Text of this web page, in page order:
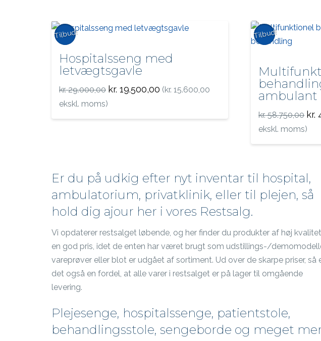
Tilbud!
Hospitalsseng med
letvægtsgavle
kr.29.000,00 Den
oprindelige
kr. 29.000,00.
kr. 19.500,00 Den
aktuelle
kr. 19.500,00.
(kr. 15.600,00
ekskl. moms)
Tilbud!
ambulant
kr.58.750,00 Den
pris
kr.
kr.
ekskl. moms)
Er du på udkig efter nyt inventar til hospital,
ambulatorium, privatklinik, eller til plejen, så
hold dig ajour her i vores Restsalg.
Vi opdaterer restsalget løbende, og her finder du produkter af høj
en god pris, idet de enten har været brugt som udstillings-/
vareprøver eller blot er udgået af sortiment. Ud over de skarpe priser, så
det også en fordel, at alle varer i restsalget er på lager til omgående
levering.
Plejesenge, hospitalssenge, patientstole,
behandlingsstole, sengeborde og meget